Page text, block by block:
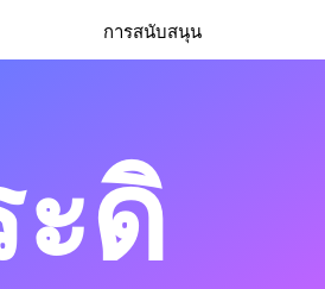
การสนับสนุน
ดิ